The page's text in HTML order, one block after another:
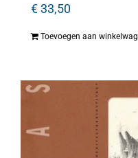
€33,50
Toevoegen aan